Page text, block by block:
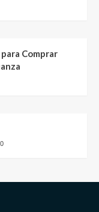
Comprar
0